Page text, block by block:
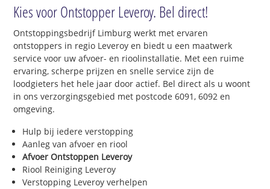
Kies voor Ontstopper Leveroy. Bel direct!
Ontstoppingsbedrijf Limburg werkt met ervaren
ontstoppers in regio Leveroy en biedt u een maatwerk
service voor uw afvoer- en rioolinstallatie. Met een ruime
ervaring, scherpe prijzen en snelle service zijn de
loodgieters het hele jaar door actief. Bel direct als u woont
in ons verzorgingsgebied met postcode 6091, 6092 en
omgeving.
Hulp bij iedere verstopping
Aanleg van afvoer en riool
Afvoer Ontstoppen Leveroy
Riool Reiniging Leveroy
Verstopping Leveroy verhelpen